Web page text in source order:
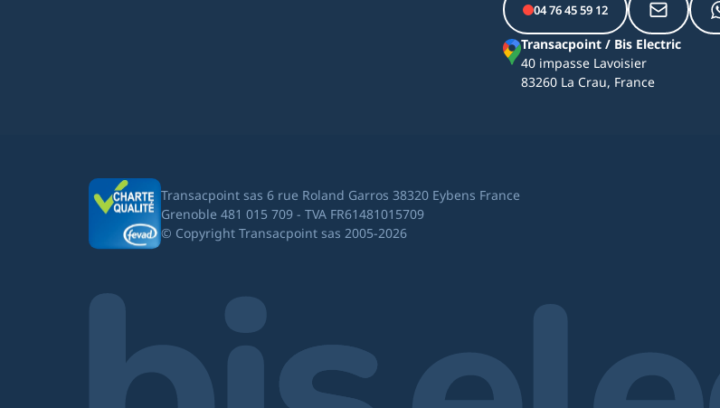
04 76 45 59 12
Transacpoint / Bis Electric
40 impasse Lavoisier
83260 La Crau, France
Transacpoint sas 6 rue Roland Garros 38320 Eybens France
Grenoble 481 015 709 - TVA FR61481015709
© Copyright Transacpoint sas 2005-2026